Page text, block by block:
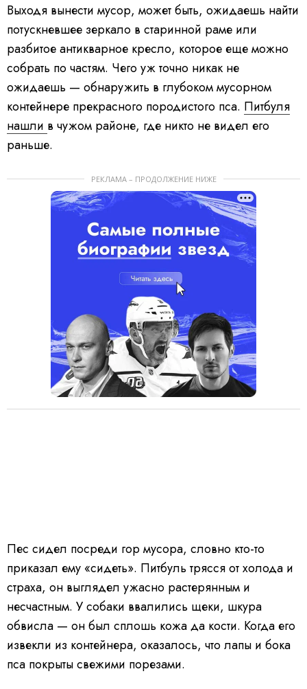
Выходя вынести мусор, может быть, ожидаешь найти
потускневшее зеркало в старинной раме или
разбитое антикварное кресло, которое еще можно
собрать по частям. Чего уж точно никак не
ожидаешь — обнаружить в глубоком мусорном
контейнере прекрасного породистого пса. Питбуля
нашли в чужом районе, где никто не видел его
раньше.
РЕКЛАМА – ПРОДОЛЖЕНИЕ НИЖЕ
Пес сидел посреди гор мусора, словно кто-то
приказал ему «сидеть». Питбуль трясся от холода и
страха, он выглядел ужасно растерянным и
несчастным. У собаки ввалились щеки, шкура
обвисла — он был сплошь кожа да кости. Когда его
извекли из контейнера, оказалось, что лапы и бока
пса покрыты свежими порезами.